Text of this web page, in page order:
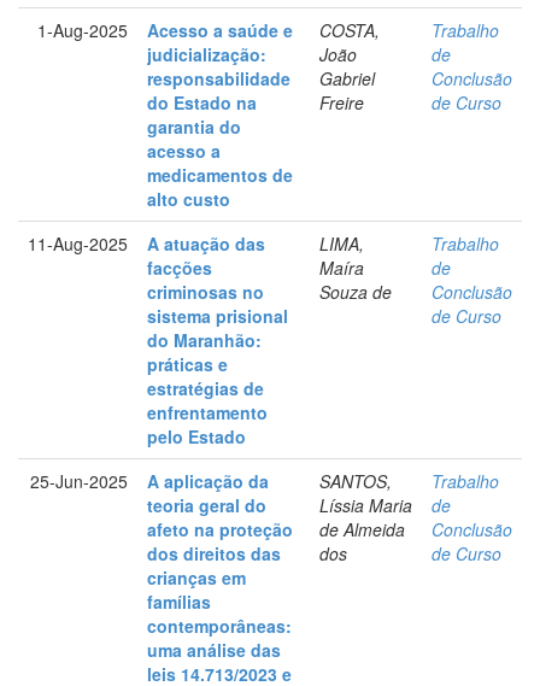
1-Aug-2025
Acesso a saúde e
judicialização:
responsabilidade
do Estado na
garantia do
acesso a
medicamentos de
alto custo
COSTA,
João
Gabriel
Freire
Trabalho
de
Conclusão
de Curso
11-Aug-2025
A atuação das
facções
criminosas no
sistema prisional
do Maranhão:
práticas e
estratégias de
enfrentamento
pelo Estado
LIMA,
Maíra
Souza de
Trabalho
de
Conclusão
de Curso
25-Jun-2025
A aplicação da
teoria geral do
afeto na proteção
dos direitos das
crianças em
famílias
contemporâneas:
uma análise das
leis 14.713/2023 e
SANTOS,
Líssia Maria
de Almeida
dos
Trabalho
de
Conclusão
de Curso